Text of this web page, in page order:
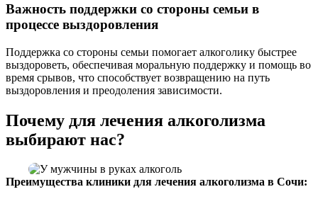
Важность поддержки со стороны семьи в
процессе выздоровления
Поддержка со стороны семьи помогает алкоголику быстрее
выздороветь, обеспечивая моральную поддержку и помощь во
время срывов, что способствует возвращению на путь
выздоровления и преодоления зависимости.
Почему для лечения алкоголизма
выбирают нас?
Преимущества клиники для лечения алкоголизма в Сочи: